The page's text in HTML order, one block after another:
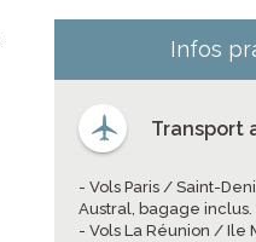
Infos
Transport
- Vols Paris / Saint-
Austral, bagage inclus.
- Vols La Réunion / Ile